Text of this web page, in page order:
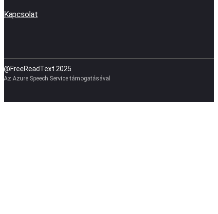
Kapcsolat
@FreeReadText 2025
Az Azure Speech Service támogatásával